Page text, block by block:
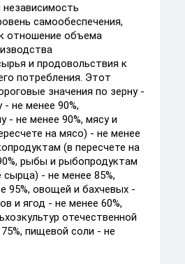
самообеспечения,
отношение объема
и продовольствия к
потребления. Этот
значения по зерну -
- не менее 90%,
- не менее 90%, мясу и
на мясо) - не менее
(в пересчете на
рыбы и рыбопродуктам
- не менее 85%,
95%, овощей и бахчевых -
и ягод - не менее 60%,
отечественной
пищевой соли - не